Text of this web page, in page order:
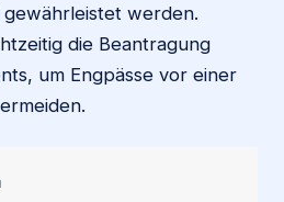
gewährleistet werden.
die Beantragung
um Engpässe vor einer